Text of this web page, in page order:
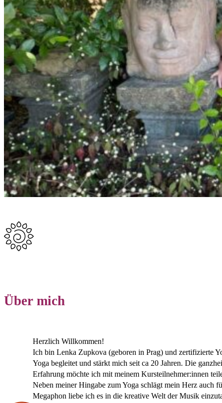
Über mich
Herzlich Willkommen!
Ich bin Lenka Zupkova (geboren in Prag) und zertifizierte
Yoga begleitet und stärkt mich seit ca 20 Jahren. Die
Erfahrung möchte ich mit meinem Kursteilnehmer:innen
Neben meiner Hingabe zum Yoga schlägt mein Herz auch
Megaphon liebe ich es in die kreative Welt der Musik